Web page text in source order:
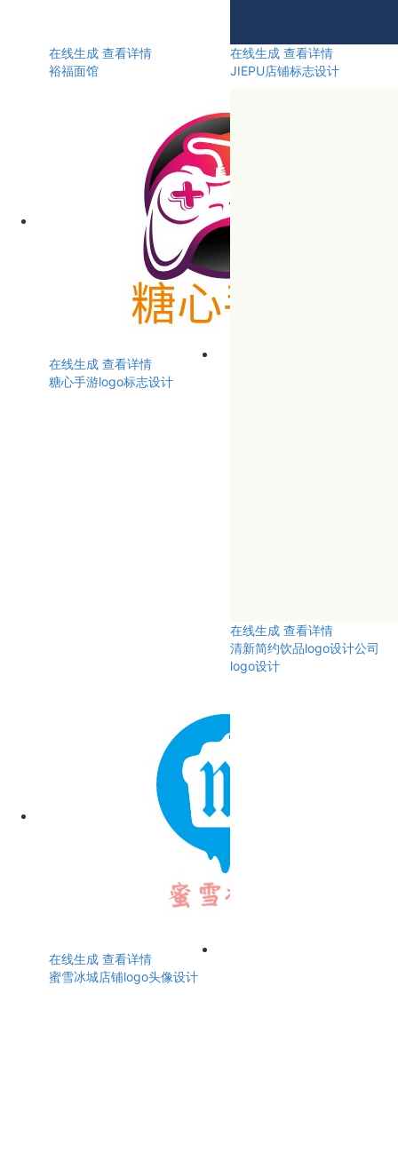
在线生成 查看详情
裕福面馆
在线生成 查看详情
JIEPU店铺标志设计
在线生成 查看详情
糖心手游logo标志设计
在线生成 查看详情
清新简约饮品logo设计公司
logo设计
在线生成 查看详情
蜜雪冰城店铺logo头像设计